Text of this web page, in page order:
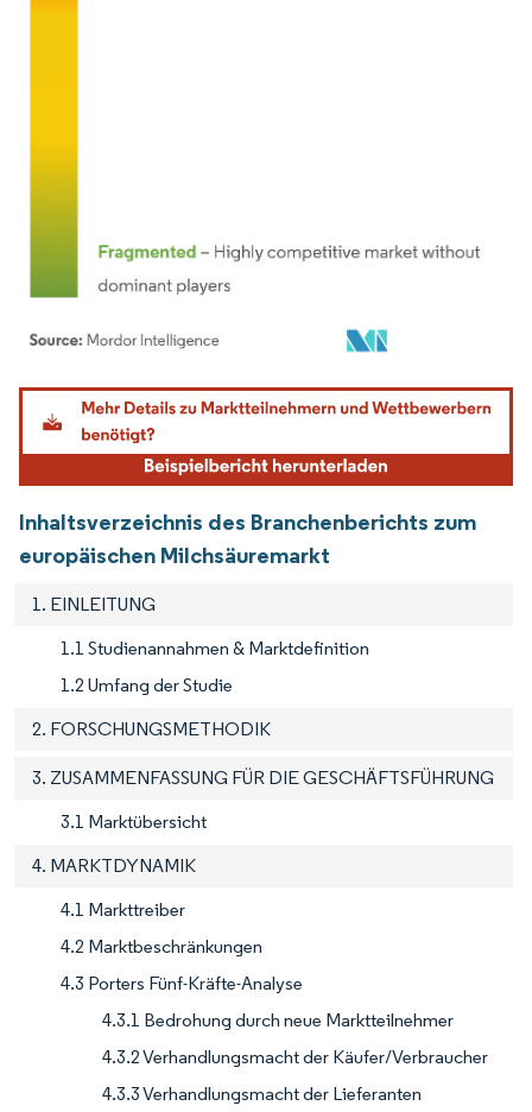
Bild © Mordor Intelligence. Wiederverwendung erfordert Namensnennung gemäß
Inhaltsverzeichnis des Branchenberichts zum
europäischen Milchsäuremarkt
1. EINLEITUNG
1.1 Studienannahmen & Marktdefinition
1.2 Umfang der Studie
2. FORSCHUNGSMETHODIK
3. ZUSAMMENFASSUNG FÜR DIE GESCHÄFTSFÜHRUNG
3.1 Marktübersicht
4. MARKTDYNAMIK
4.1 Markttreiber
4.2 Marktbeschränkungen
4.3 Porters Fünf-Kräfte-Analyse
4.3.1 Bedrohung durch neue Marktteilnehmer
4.3.2 Verhandlungsmacht der Käufer/Verbraucher
4.3.3 Verhandlungsmacht der Lieferanten